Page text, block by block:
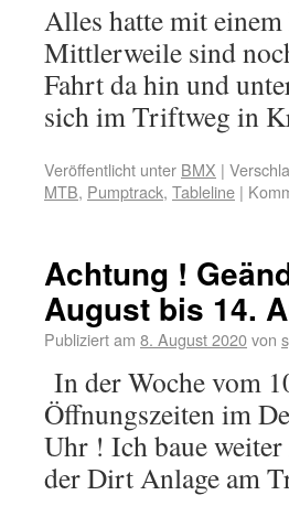
Alles hatte mit
Mittlerweile sind
Fahrt da hin und
sich im Triftweg in
Veröffentlicht unter BMX |
MTB, Pumptrack, Tableline |
Achtung !
August bis 14.
Publiziert am 8. August 2020von
In der Woche vom
Öffnungszeiten im
Uhr ! Ich baue
der Dirt Anlage am